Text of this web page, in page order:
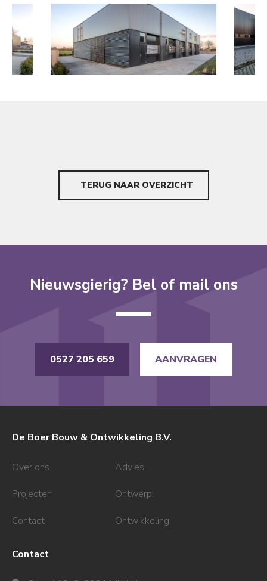
TERUG NAAR OVERZICHT
Nieuwsgierig? Bel of mail ons
0527 205 659 AANVRAGEN
De Boer Bouw & Ontwikkeling B.V.
Over ons Advies
Projecten Ontwerp
Contact Ontwikkeling
Contact